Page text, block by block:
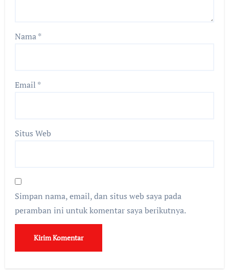
Nama*
Email *
Situs Web
Simpan nama, email, dan situs web saya pada
peramban ini untuk komentar saya berikutnya.